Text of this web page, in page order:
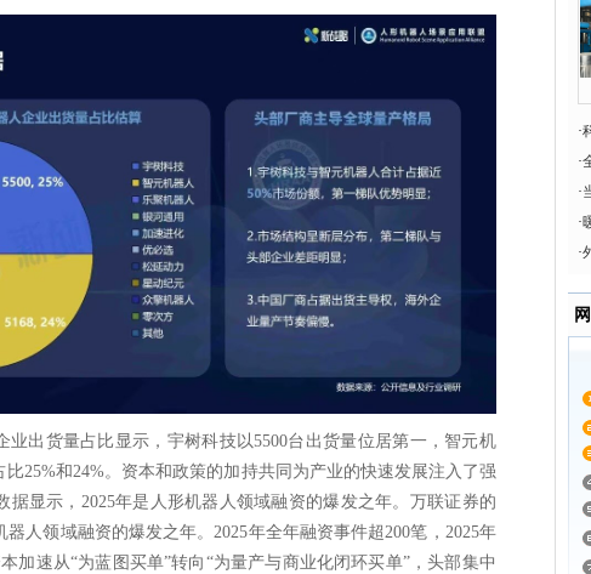
业出货量占比显示，宇树科技以5500台出货量位居第一，智元机
比25%和24%。资本和政策的加持共同为产业的快速发展注入了强
据显示，2025年是人形机器人领域融资的爆发之年。万联证券的
器人领域融资的爆发之年。2025年全年融资事件超200笔，2025年
加速从“为蓝图买单”转向“为量产与商业化闭环买单”，头部集中
·
·
·
·
·